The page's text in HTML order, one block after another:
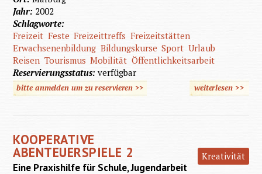
Jahr: 2002
Schlagworte:
Freizeit Feste Freizeittreffs Freizeitstätten
Erwachsenenbildung Bildungskurse Sport Urlaub
Reisen Tourismus Mobilität Öffentlichkeitsarbeit
Reservierungsstatus:verfügbar
bitte anmelden um zu reservieren >> weiterlesen>>
KOOPERATIVE
ABENTEUERSPIELE 2 Kreativität
Eine Praxishilfe für Schule, Jugendarbeit